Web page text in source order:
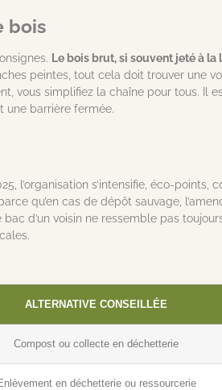
bois
Le bois brut, si souvent jeté à la
peintes, tout cela doit trouver une
vous simplifiez la chaîne pour tous. Il
une barrière fermée.
l’organisation s’intensifie, éco-points,
qu’en cas de dépôt sauvage,
d’un voisin ne ressemble pas
ALTERNATIVE CONSEILLÉE
Compost ou collecte en déchetterie
en déchetterie ou ressourcerie